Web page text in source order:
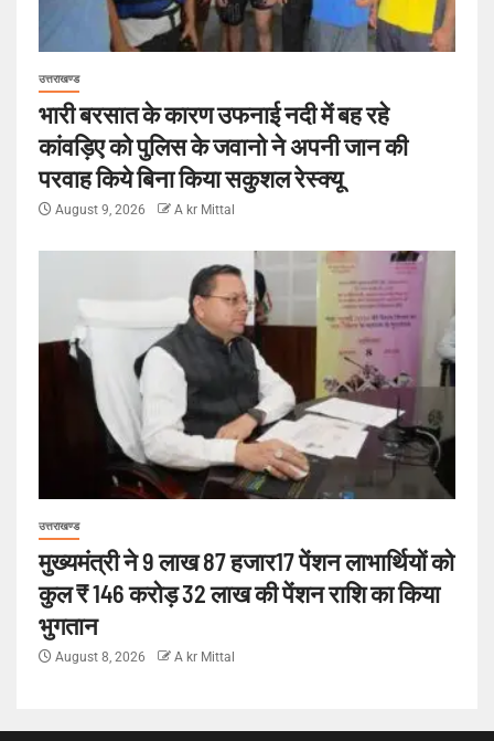
उत्तराखण्ड
भारी बरसात के कारण उफनाई नदी में बह रहे
कांवड़िए को पुलिस के जवानो ने अपनी जान की
परवाह किये बिना किया सकुशल रेस्क्यू
August 9, 2026 A kr Mittal
उत्तराखण्ड
मुख्यमंत्री ने 9 लाख 87 हजार17 पेंशन लाभार्थियों को
कुल ₹ 146 करोड़ 32 लाख की पेंशन राशि का किया
भुगतान
August 8, 2026 A kr Mittal